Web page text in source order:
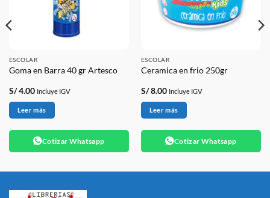
ESCOLAR
Goma en Barra 40 gr Artesco
S/4.00 Incluye IGV
Leer más
Cotizar Whatsapp
ESCOLAR
Ceramica en frio 250gr
S/8.00 Incluye IGV
Leer más
Cotizar Whatsapp